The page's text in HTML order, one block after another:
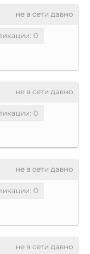
не в сети давно
0
не в сети давно
0
не в сети давно
0
не в сети давно